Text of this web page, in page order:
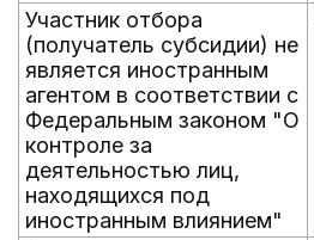
Участник отбора
(получатель субсидии) не
является иностранным
агентом в соответствии с
Федеральным законом "О
контроле за
деятельностью лиц,
находящихся под
иностранным влиянием"